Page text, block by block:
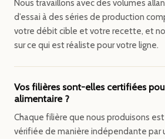
Nous travaillons avec des volumes
d’essai à des séries de production
votre débit cible et votre recette, et
sur ce qui est réaliste pour votre ligne.
Vos filières sont-elles certifiées
alimentaire ?
Chaque filière que nous produisons
vérifiée de manière indépendante par